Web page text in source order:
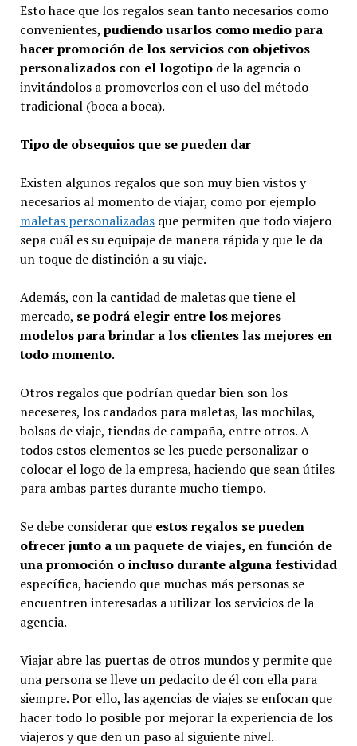
Esto hace que los regalos sean tanto necesarios como
convenientes, pudiendo usarlos como medio para
hacer promoción de los servicios con objetivos
personalizados con el logotipode la agencia o
invitándolos a promoverlos con el uso del método
tradicional (boca a boca).
Tipo de obsequios que se pueden dar
Existen algunos regalos que son muy bien vistos y
necesarios al momento de viajar, como por ejemplo
maletas personalizadasque permiten que todo viajero
sepa cuál es su equipaje de manera rápida y que le da
un toque de distinción a su viaje.
Además, con la cantidad de maletas que tiene el
mercado, se podrá elegir entre los mejores
modelos para brindar a los clientes las mejores en
todo momento.
Otros regalos que podrían quedar bien son los
neceseres, los candados para maletas, las mochilas,
bolsas de viaje, tiendas de campaña, entre otros. A
todos estos elementos se les puede personalizar o
colocar el logo de la empresa, haciendo que sean útiles
para ambas partes durante mucho tiempo.
Se debe considerar que estos regalos se pueden
ofrecer junto a un paquete de viajes, en función de
una promoción o incluso durante alguna festividad
específica, haciendo que muchas más personas se
encuentren interesadas a utilizar los servicios de la
agencia.
Viajar abre las puertas de otros mundos y permite que
una persona se lleve un pedacito de él con ella para
siempre. Por ello, las agencias de viajes se enfocan que
hacer todo lo posible por mejorar la experiencia de los
viajeros y que den un paso al siguiente nivel.